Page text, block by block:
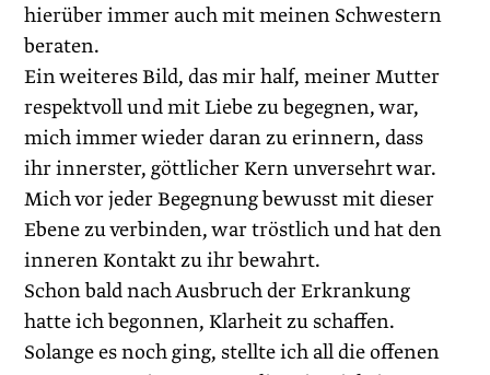
hierüber immer auch mit meinen Schwestern
beraten.
Ein weiteres Bild, das mir half, meiner Mutter
respektvoll und mit Liebe zu begegnen, war,
mich immer wieder daran zu erinnern, dass
ihr innerster, göttlicher Kern unversehrt war.
Mich vor jeder Begegnung bewusst mit dieser
Ebene zu verbinden, war tröstlich und hat den
inneren Kontakt zu ihr bewahrt.
Schon bald nach Ausbruch der Erkrankung
hatte ich begonnen, Klarheit zu schaffen.
Solange es noch ging, stellte ich all die offenen